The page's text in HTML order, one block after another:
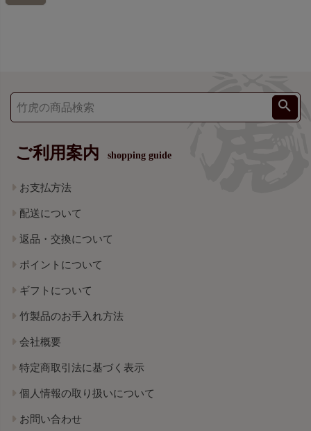
ご利用案内 shopping guide
お支払方法
配送について
返品・交換について
ポイントについて
ギフトについて
竹製品のお手入れ方法
会社概要
特定商取引法に基づく表示
個人情報の取り扱いについて
お問い合わせ